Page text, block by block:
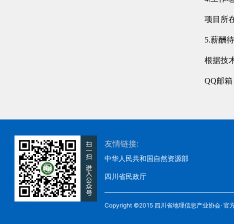
项目所
5.薪酬
根据技
QQ邮箱
友情链接:
中华人民共和国自然资源部
四川省民政厅
Copyright ©2015 四川省地理信息产业协会· 官